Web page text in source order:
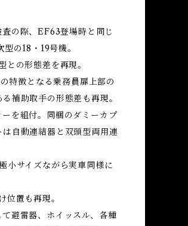
の際、EF63登場時と同じ
の18・19号機。
の形態差を再現。
特徴となる乗務員扉上部の
補助取手の形態差も再現。
を組付。同梱のダミーカプ
自動連結器と双頭型両用連
小サイズながら実車同様に
置も再現。
避雷器、ホイッスル、各種